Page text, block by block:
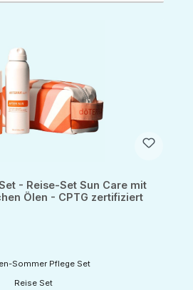
- Reise-Set Sun Care mit
Ölen - CPTG zertifiziert
Sommer Pflege Set
Reise Set